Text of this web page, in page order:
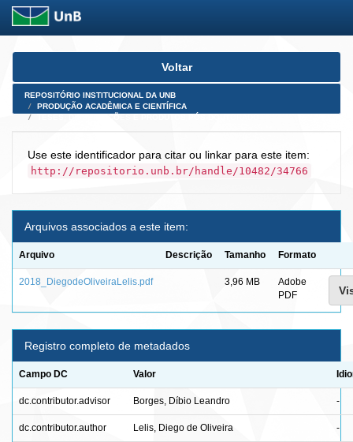
Skip
Voltar
REPOSITÓRIO INSTITUCIONAL DA UNB
PRODUÇÃO ACADÊMICA E CIENTÍFICA
Use este identificador para citar ou linkar para este item:
http://repositorio.unb.br/handle/10482/34766
Arquivos associados a este item:
Arquivo Descrição Tamanho Formato
2018_DiegodeOliveiraLelis.pdf 3,96 MB
Adobe
PDF
Registro completo de metadados
Campo DC Valor
dc.contributor.advisor Borges, Díbio Leandro -
dc.contributor.author Lelis, Diego de Oliveira -